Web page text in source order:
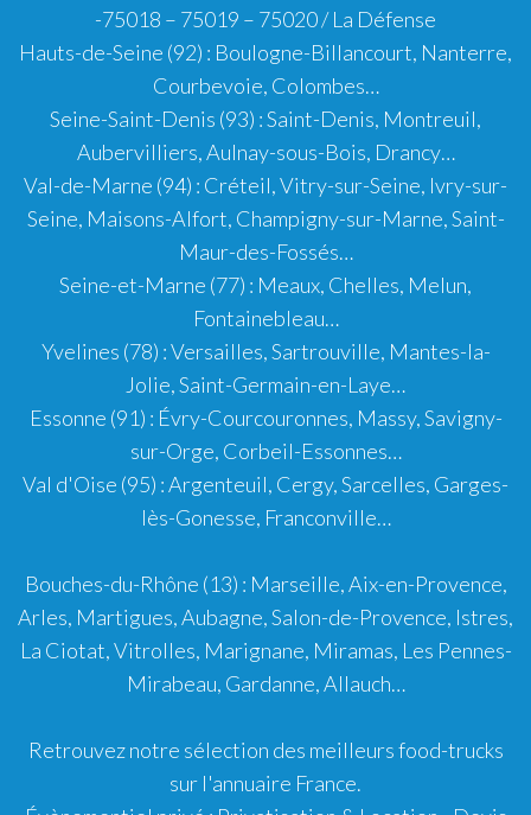
-75018 – 75019 – 75020/La Défense
Hauts-de-Seine (92) : Boulogne-Billancourt, Nanterre,
Courbevoie, Colombes…
Seine-Saint-Denis (93) :Saint-Denis, Montreuil,
Aubervilliers,Aulnay-sous-Bois, Drancy…
Val-de-Marne (94) : Créteil,Vitry-sur-Seine, Ivry-sur-
Seine, Maisons-Alfort, Champigny-sur-Marne,Saint-
Maur-des-Fossés…
Seine-et-Marne (77) : Meaux, Chelles, Melun,
Fontainebleau…
Yvelines (78) :Versailles,Sartrouville, Mantes-la-
Jolie,Saint-Germain-en-Laye…
Essonne (91) : Évry-Courcouronnes, Massy,Savigny-
sur-Orge, Corbeil-Essonnes…
Val d'Oise (95) :Argenteuil, Cergy,Sarcelles, Garges-
lès-Gonesse, Franconville…
Bouches-du-Rhône (13) : Marseille,Aix-en-Provence,
Arles, Martigues,Aubagne,Salon-de-Provence, Istres,
La Ciotat,Vitrolles, Marignane, Miramas, Les Pennes-
Mirabeau, Gardanne,Allauch…
Retrouvez notre sélection des meilleurs food-trucks
sur l'annuaire France.